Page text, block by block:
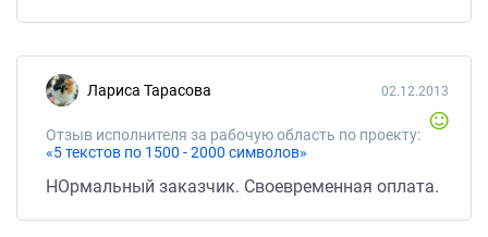
Лариса Тарасова
Отзыв исполнителя за рабочую область по проекту:
«5 текстов по 1500 - 2000 символов»
02.12.2013
НОрмальный заказчик. Своевременная оплата.